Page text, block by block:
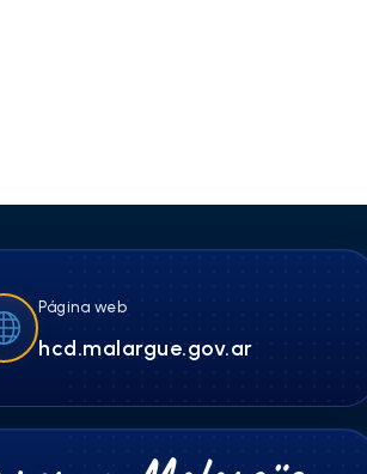
Página web
hcd.malargue.gov.ar